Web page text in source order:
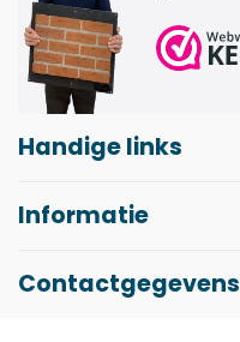
Handige links
Informatie
Contactgegevens